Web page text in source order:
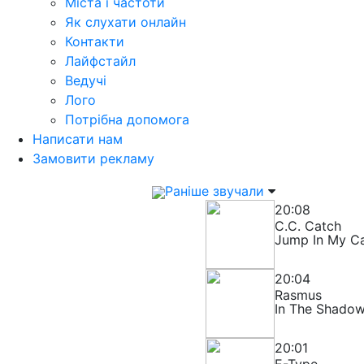
Як слухати онлайн
Контакти
Лайфстайл
Ведучі
Лого
Потрібна допомога
Написати нам
Замовити рекламу
Раніше звучали
20:08
C.C. Catch
Jump In My
20:04
Rasmus
In The
20:01